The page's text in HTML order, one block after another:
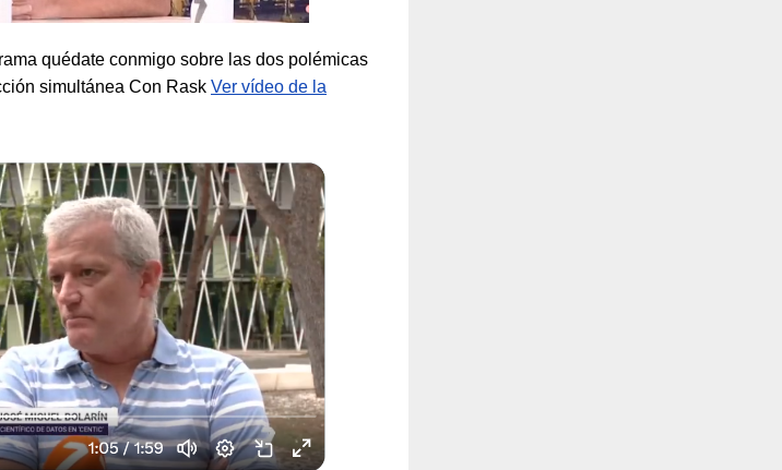
quédate conmigo sobre las dos polémicas
simultánea Con Rask Ver vídeo de la